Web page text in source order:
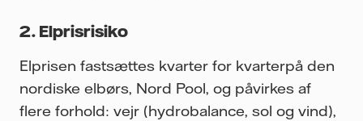
2. Elprisrisiko
Elprisen fastsættes kvarter for kvarterpå den
nordiske elbørs, Nord Pool, og påvirkes af
flere forhold: vejr (hydrobalance, sol og vind),